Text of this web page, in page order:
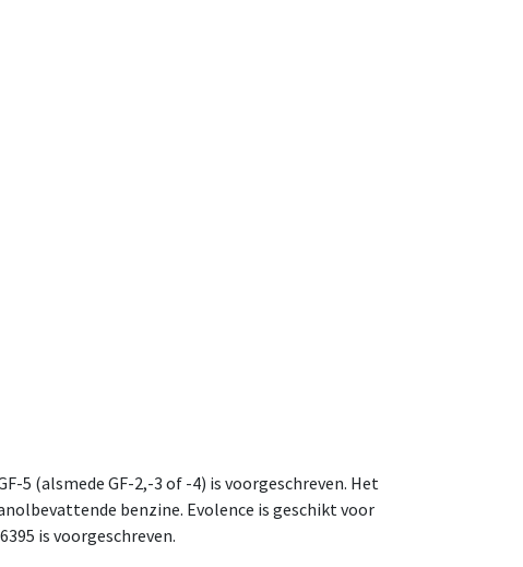
5 (alsmede GF-2,-3 of -4) is voorgeschreven. Het
benzine. Evolence is geschikt voor
is voorgeschreven.